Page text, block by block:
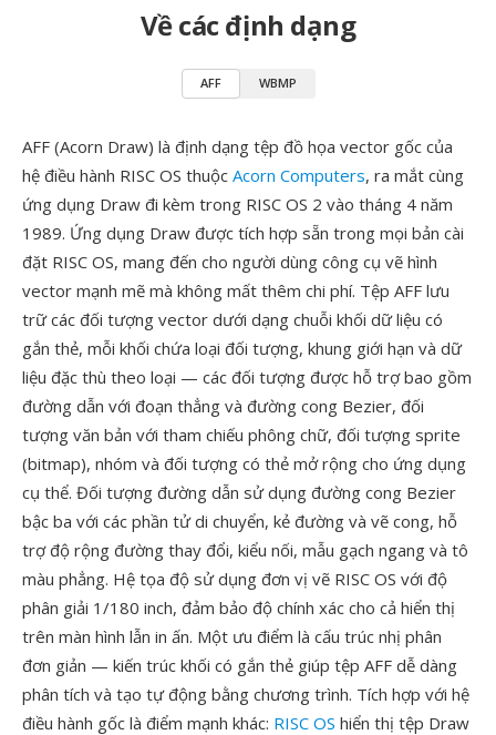
Về các định dạng
AFF WBMP
AFF (Acorn Draw) là định dạng tệp đồ họa vector gốc của
hệ điều hành RISC OS thuộc Acorn Computers, ra mắt cùng
ứng dụng Draw đi kèm trong RISC OS 2 vào tháng 4 năm
1989. Ứng dụng Draw được tích hợp sẵn trong mọi bản cài
đặt RISC OS, mang đến cho người dùng công cụ vẽ hình
vector mạnh mẽ mà không mất thêm chi phí. Tệp AFF lưu
trữ các đối tượng vector dưới dạng chuỗi khối dữ liệu có
gắn thẻ, mỗi khối chứa loại đối tượng, khung giới hạn và dữ
liệu đặc thù theo loại — các đối tượng được hỗ trợ bao gồm
đường dẫn với đoạn thẳng và đường cong Bezier, đối
tượng văn bản với tham chiếu phông chữ, đối tượng sprite
(bitmap), nhóm và đối tượng có thẻ mở rộng cho ứng dụng
cụ thể. Đối tượng đường dẫn sử dụng đường cong Bezier
bậc ba với các phần tử di chuyển, kẻ đường và vẽ cong, hỗ
trợ độ rộng đường thay đổi, kiểu nối, mẫu gạch ngang và tô
màu phẳng. Hệ tọa độ sử dụng đơn vị vẽ RISC OS với độ
phân giải 1/180 inch, đảm bảo độ chính xác cho cả hiển thị
trên màn hình lẫn in ấn. Một ưu điểm là cấu trúc nhị phân
đơn giản — kiến trúc khối có gắn thẻ giúp tệp AFF dễ dàng
phân tích và tạo tự động bằng chương trình. Tích hợp với hệ
điều hành gốc là điểm mạnh khác: RISC OS hiển thị tệp Draw